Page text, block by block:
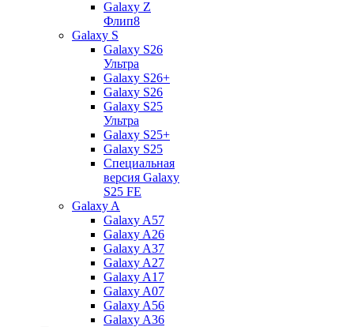
Galaxy Z
Флип8
Galaxy S
Galaxy S26
Ультра
Galaxy S26+
Galaxy S26
Galaxy S25
Ультра
Galaxy S25+
Galaxy S25
Специальная
версия Galaxy
S25 FE
Galaxy A
Galaxy A57
Galaxy A26
Galaxy A37
Galaxy A27
Galaxy A17
Galaxy A07
Galaxy A56
Galaxy A36